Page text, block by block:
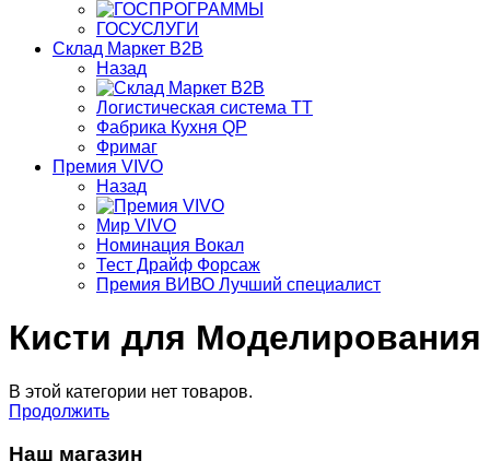
ГОСУСЛУГИ
Склад Маркет В2В
Назад
Логистическая система ТТ
Фабрика Кухня QP
Фримаг
Премия VIVO
Назад
Мир VIVO
Номинация Вокал
Тест Драйф Форсаж
Премия ВИВО Лучший специалист
Кисти для
В этой категории нет товаров.
Продолжить
Наш магазин